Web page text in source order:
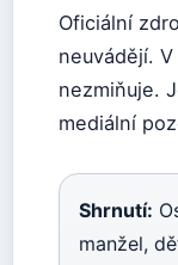
Oficiální
neuvádějí.
nezmiňuje.
mediální
Shrnutí:
manžel,